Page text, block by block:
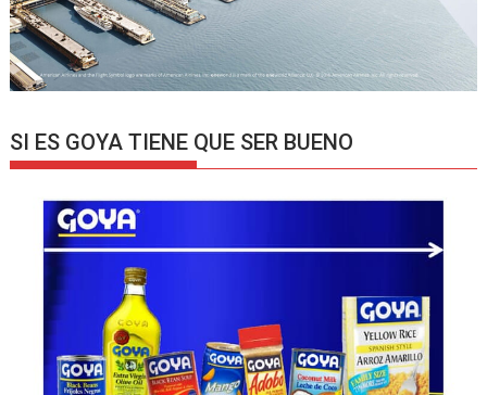
SI ES GOYA TIENE QUE SER BUENO